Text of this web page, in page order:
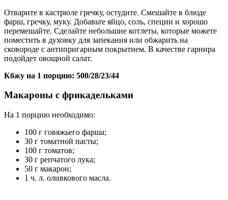
Отварите в кастрюле гречку, остудите. Смешайте в блюде
фарш, гречку, муку. Добавьте яйцо, соль, специи и хорошо
перемешайте. Сделайте небольшие котлеты, которые можете
поместить в духовку для запекания или обжарить на
сковороде с антипригарным покрытием. В качестве гарнира
подойдет овощной салат.
Кбжу на 1 порцию: 500/28/23/44
Макароны с фрикадельками
На 1 порцию необходимо:
100 г говяжьего фарша;
30 г томатной пасты;
100 г томатов;
30 г репчатого лука;
50 г макарон;
1 ч. л. оливкового масла.